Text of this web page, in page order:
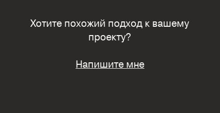
Хотите похожий подход к вашему
проекту?
Напишите мне